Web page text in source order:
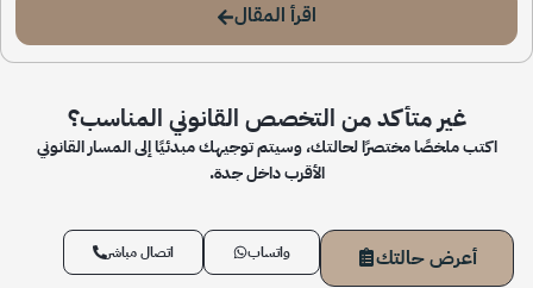
اقرأ المقال
غير متأكد من التخصص القانوني المناسب؟
اكتب ملخصًا مختصرًا لحالتك، وسيتم توجيهك مبدئيًا إلى المسار القانوني
الأقرب داخل جدة.
أعرض حالتك واتساب اتصال مباشر